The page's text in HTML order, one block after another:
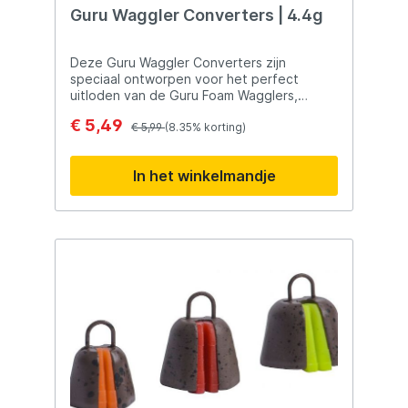
aanpassen aan verschillende lengtes Ideaal
voor vaste hengelvisserij Handig voor
Vaste hengelvisserij Wedstrijdvissen
Opbergen van onderlijnen en tuigjes Pole
fishing accessoires
Guru Waggler Converters | 4.4g
Deze Guru Waggler Converters zijn
speciaal ontworpen voor het perfect
uitloden van de Guru Foam Wagglers,
dient toe te voegen. Voorzien een Micro
de lijn.
€ 5,49 € 5,99(8.35% korting)
In het winkelmandje